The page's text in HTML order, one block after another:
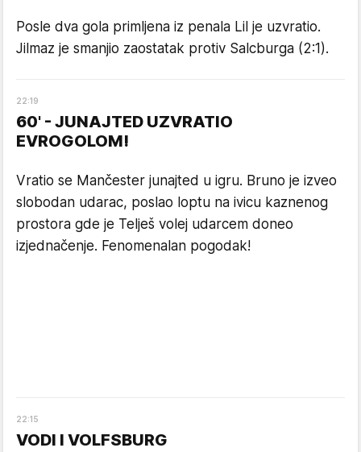
Posle dva gola primljena iz penala Lil je uzvratio.
Jilmaz je smanjio zaostatak protiv Salcburga (2:1).
22:19
60' - JUNAJTED UZVRATIO
EVROGOLOM!
Vratio se Mančester junajted u igru. Bruno je izveo
slobodan udarac, poslao loptu na ivicu kaznenog
prostora gde je Telješ volej udarcem doneo
izjednačenje. Fenomenalan pogodak!
22:15
VODI I VOLFSBURG